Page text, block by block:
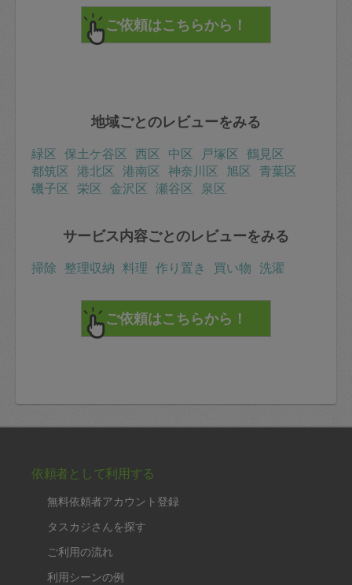
地域ごとのレビューをみる
緑区 保土ケ谷区 西区 中区 戸塚区 鶴見区
都筑区 港北区 港南区 神奈川区 旭区 青葉区
磯子区 栄区 金沢区 瀬谷区 泉区
サービス内容ごとのレビューをみる
掃除 整理収納 料理 作り置き 買い物 洗濯
依頼者として利用する
無料依頼者アカウント登録
タスカジさんを探す
ご利用の流れ
利用シーンの例